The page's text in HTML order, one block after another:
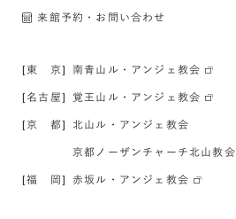
来館予約・お問い合わせ
[東 京] 南青山ル・アンジェ教会
[名古屋] 覚王山ル・アンジェ教会
[京 都] 北山ル・アンジェ教会
京都ノーザンチャーチ北山教会
[福 岡] 赤坂ル・アンジェ教会